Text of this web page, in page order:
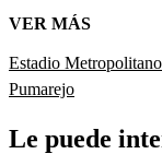
VER MÁS
Estadio
Pumarejo
Le puede